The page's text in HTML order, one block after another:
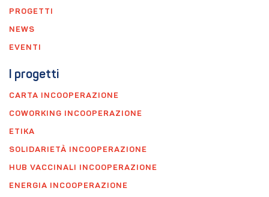
PROGETTI
NEWS
EVENTI
I progetti
CARTA INCOOPERAZIONE
COWORKING INCOOPERAZIONE
ETIKA
SOLIDARIETÀ INCOOPERAZIONE
HUB VACCINALI INCOOPERAZIONE
ENERGIA INCOOPERAZIONE